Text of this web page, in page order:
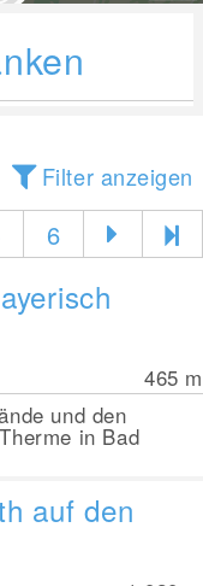
Filter anzeigen
6
465 m
und den
in Bad
auf den